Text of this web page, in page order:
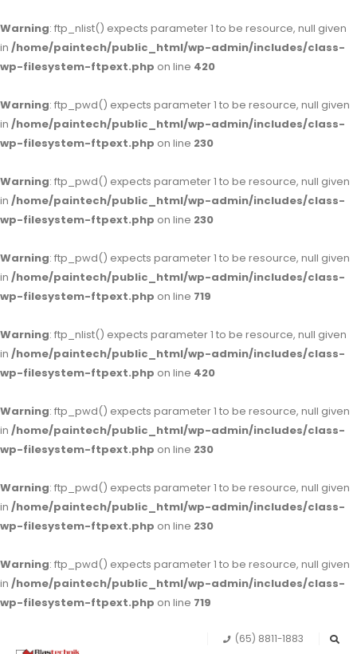
Warning: ftp_nlist() expects parameter 1 to be resource, null given
in /home/paintech/public_html/wp-admin/includes/class-
wp-filesystem-ftpext.php on line 420
Warning: ftp_pwd() expects parameter 1 to be resource, null given
in /home/paintech/public_html/wp-admin/includes/class-
wp-filesystem-ftpext.php on line 230
Warning: ftp_pwd() expects parameter 1 to be resource, null given
in /home/paintech/public_html/wp-admin/includes/class-
wp-filesystem-ftpext.php on line 230
Warning: ftp_pwd() expects parameter 1 to be resource, null given
in /home/paintech/public_html/wp-admin/includes/class-
wp-filesystem-ftpext.php on line 719
Warning: ftp_nlist() expects parameter 1 to be resource, null given
in /home/paintech/public_html/wp-admin/includes/class-
wp-filesystem-ftpext.php on line 420
Warning: ftp_pwd() expects parameter 1 to be resource, null given
in /home/paintech/public_html/wp-admin/includes/class-
wp-filesystem-ftpext.php on line 230
Warning: ftp_pwd() expects parameter 1 to be resource, null given
in /home/paintech/public_html/wp-admin/includes/class-
wp-filesystem-ftpext.php on line 230
Warning: ftp_pwd() expects parameter 1 to be resource, null given
in /home/paintech/public_html/wp-admin/includes/class-
wp-filesystem-ftpext.php on line 719
(65) 8811-1883